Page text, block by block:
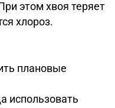
этом хвоя теряет
хлороз.
плановые
использовать